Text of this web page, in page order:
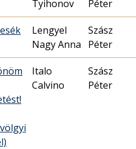
Tyihonov
Péter
Lengyel
Nagy Anna
Szász
Péter
Italo
Calvino
Szász
Péter